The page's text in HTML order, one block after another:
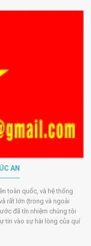
AN
toàn quốc, và hệ thống
rất lớn (trong và ngoài
đã tín nhiệm chúng tôi
tin vào sự hài lòng của quí